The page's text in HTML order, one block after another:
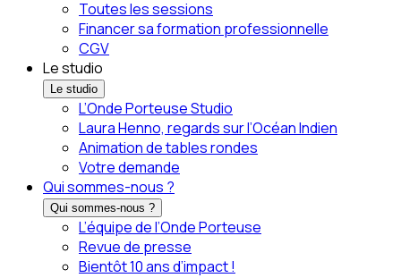
Toutes les sessions
Financer sa formation professionnelle
CGV
Le studio
Le studio
L’Onde Porteuse Studio
Laura Henno, regards sur l’Océan Indien
Animation de tables rondes
Votre demande
Qui sommes-nous ?
Qui sommes-nous ?
L’équipe de l’Onde Porteuse
Revue de presse
Bientôt 10 ans d’impact !